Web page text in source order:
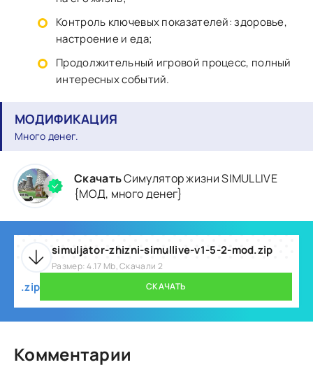
Контроль ключевых показателей: здоровье,
настроение и еда;
Продолжительный игровой процесс, полный
интересных событий.
МОДИФИКАЦИЯ
Много денег.
СкачатьСимулятор жизни SIMULLIVE
{МОД, много денег}
simuljator-zhizni-simullive-v1-5-2-mod.zip
Размер: 4.17 Mb, Скачали 2
.zip СКАЧАТЬ
Комментарии